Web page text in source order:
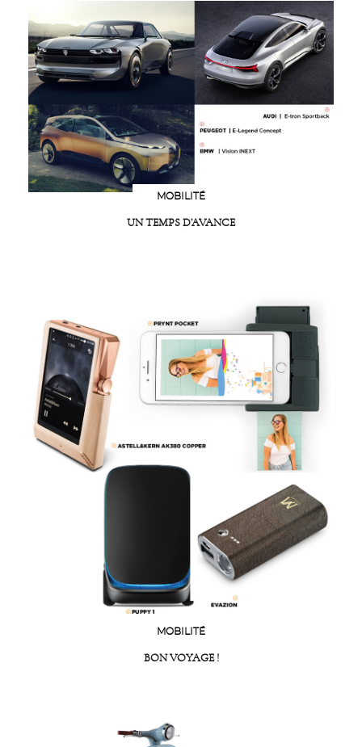
MOBILITÉ
UN TEMPS D’AVANCE
MOBILITÉ
BON VOYAGE !